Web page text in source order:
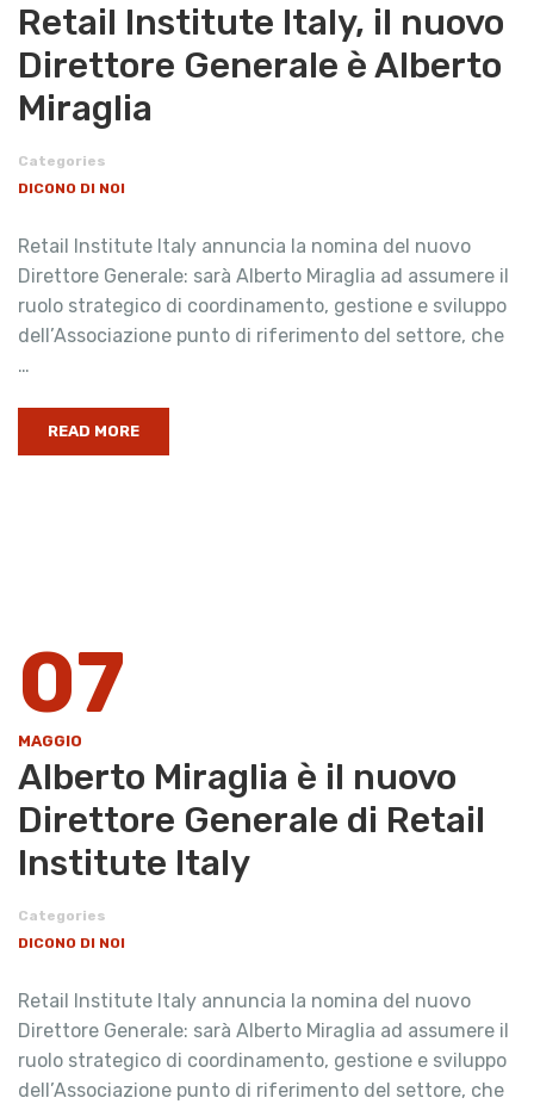
Retail Institute Italy, il nuovo
Direttore Generale è Alberto
Miraglia
Categories
DICONO DI NOI
Retail Institute Italy annuncia la nomina del nuovo
Direttore Generale: sarà Alberto Miraglia ad assumere il
ruolo strategico di coordinamento, gestione e sviluppo
dell’Associazione punto di riferimento del settore, che
…
READ MORE
07
MAGGIO
Alberto Miraglia è il nuovo
Direttore Generale di Retail
Institute Italy
Categories
DICONO DI NOI
Retail Institute Italy annuncia la nomina del nuovo
Direttore Generale: sarà Alberto Miraglia ad assumere il
ruolo strategico di coordinamento, gestione e sviluppo
dell’Associazione punto di riferimento del settore, che